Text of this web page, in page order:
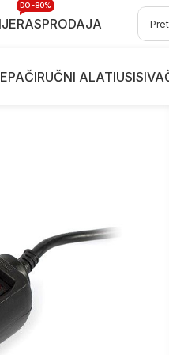
RASPRODAJA
DO -80%
RUČNI ALATI
02PRK0004 3m